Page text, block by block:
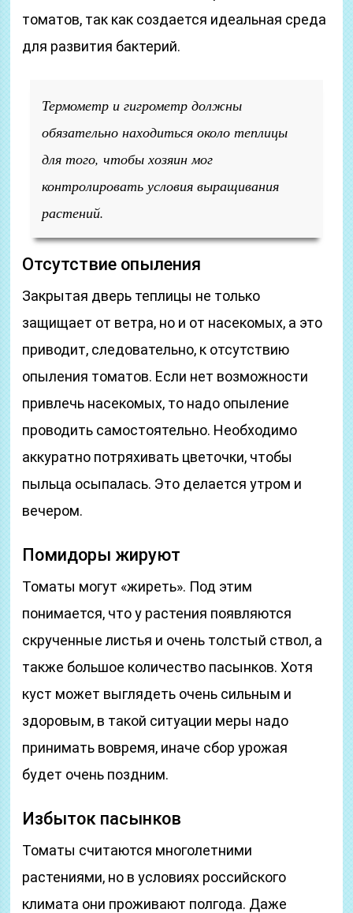
томатов, так как создается идеальная среда
для развития бактерий.
Термометр и гигрометр должны
обязательно находиться около теплицы
для того, чтобы хозяин мог
контролировать условия выращивания
растений.
Отсутствие опыления
Закрытая дверь теплицы не только
защищает от ветра, но и от насекомых, а это
приводит, следовательно, к отсутствию
опыления томатов. Если нет возможности
привлечь насекомых, то надо опыление
проводить самостоятельно. Необходимо
аккуратно потряхивать цветочки, чтобы
пыльца осыпалась. Это делается утром и
вечером.
Помидоры жируют
Томаты могут «жиреть». Под этим
понимается, что у растения появляются
скрученные листья и очень толстый ствол, а
также большое количество пасынков. Хотя
куст может выглядеть очень сильным и
здоровым, в такой ситуации меры надо
принимать вовремя, иначе сбор урожая
будет очень поздним.
Избыток пасынков
Томаты считаются многолетними
растениями, но в условиях российского
климата они проживают полгода. Даже